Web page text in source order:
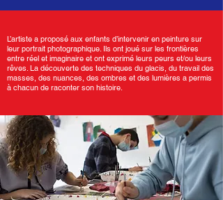
L’artiste a proposé aux enfants d’intervenir en peinture sur
leur portrait photographique. Ils ont joué sur les frontières
entre réel et imaginaire et ont exprimé leurs peurs et/ou leurs
rêves. La découverte des techniques du glacis, du travail des
masses, des nuances, des ombres et des lumières a permis
à chacun de raconter son histoire.